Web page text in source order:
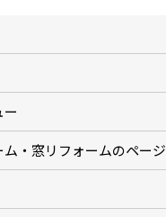
ム (2)
ム (4)
(5)
ーム (3)
イルデッキ工事
(2)・窓リフォームのページ
ム
換・ガラス交換 (18)